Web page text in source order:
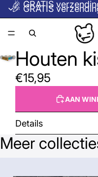
🎉 GRATIS
🎉 GRATIS
Houten
€15,95
AAN
Details
Meer